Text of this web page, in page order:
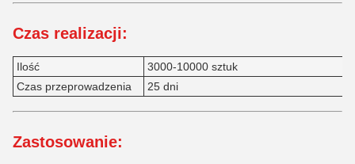
Czas realizacji:
Ilość
3000-10000 sztuk
Czas przeprowadzenia
25 dni
Zastosowanie: